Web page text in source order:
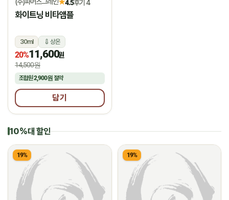
★4.5후기 4
화이트닝 비타앰플
30ml 상온
20%11,600원
14,500원
조합원2,900원 절약
담기
10%대 할인
19% 19%